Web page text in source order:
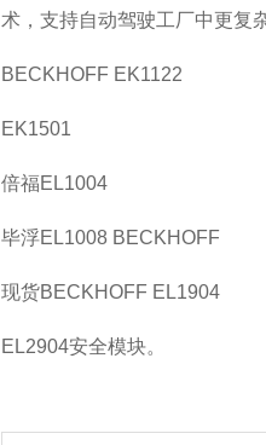
术，支持自动驾驶工厂中更复
BECKHOFF EK1122
EK1501
倍福EL1004
毕浮EL1008 BECKHOFF
现货BECKHOFF EL1904
EL2904安全模块。